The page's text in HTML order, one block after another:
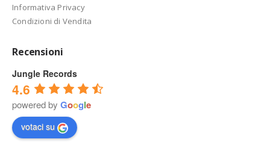
Informativa Privacy
Condizioni di Vendita
Recensioni
Jungle Records
4.6
powered by Google
votaci su